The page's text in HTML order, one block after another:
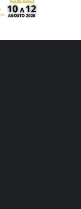
em todas as
– desde a
da CrowdStrike